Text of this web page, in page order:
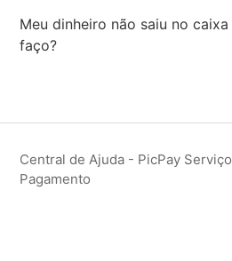
Meu dinheiro não saiu no
faço?
Central de Ajuda - PicPay
Pagamento